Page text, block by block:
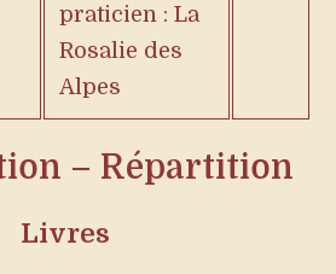
praticien : La
Rosalie des
Alpes
– Répartition
Livres